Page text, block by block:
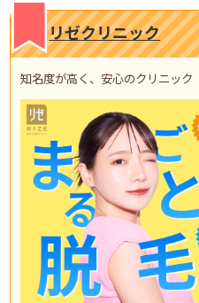
リゼクリニック
知名度が高く、安心のクリニック